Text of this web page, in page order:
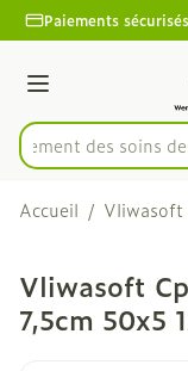
Aller au contenu
1 de 1
Paiements sécurisés
Menu
Rechercherdes soins
Accueil / Vliwasoft
Vliwasoft
7,5cm 50x5